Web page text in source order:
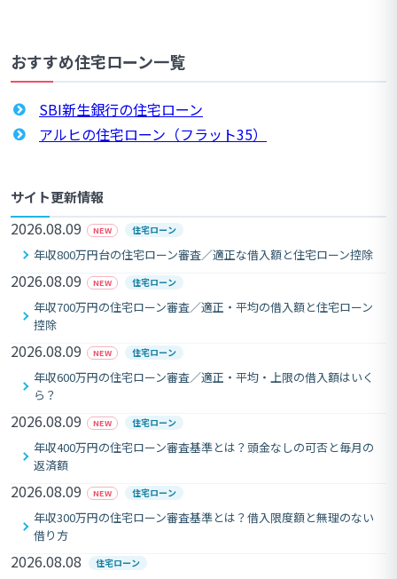
おすすめ住宅ローン一覧
SBI新生銀行の住宅ローン
アルヒの住宅ローン（フラット35）
サイト更新情報
2026.08.09 NEW 住宅ローン
年収800万円台の住宅ローン審査／適正な借入額と住宅ローン控除
2026.08.09 NEW 住宅ローン
年収700万円の住宅ローン審査／適正・平均の借入額と住宅ローン
控除
2026.08.09 NEW 住宅ローン
年収600万円の住宅ローン審査／適正・平均・上限の借入額はいく
ら？
2026.08.09 NEW 住宅ローン
年収400万円の住宅ローン審査基準とは？頭金なしの可否と毎月の
返済額
2026.08.09 NEW 住宅ローン
年収300万円の住宅ローン審査基準とは？借入限度額と無理のない
借り方
2026.08.08 住宅ローン